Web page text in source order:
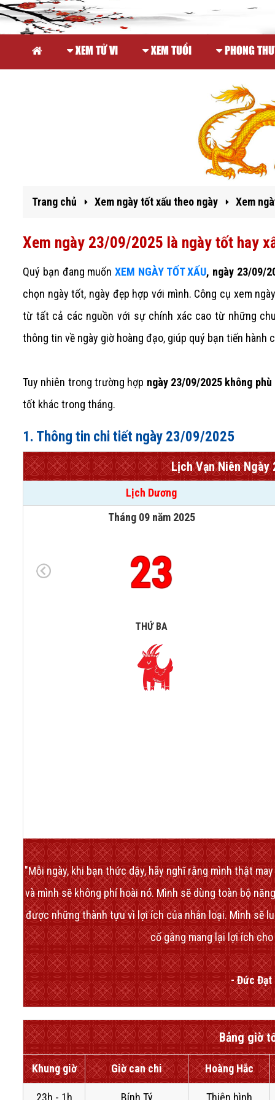
XEM TỬ VI XEM TUỔI PHONG
Trang chủ Xem ngày tốt xấu theo ngày Xem
Xem ngày 23/09/2025 là ngày tốt hay
Quý bạn đang muốnXEM NGÀY TỐT XẤU, ngày 23/09/
chọn ngày tốt, ngày đẹp hợp với mình. Công cụ xem
từ tất cả các nguồn với sự chính xác cao từ những
thông tin về ngày giờ hoàng đạo, giúp quý bạn tiến hành
Tuy nhiên trong trường hợp ngày 23/09/2025 không
tốt khác trong tháng.
1. Thông tin chi tiết ngày 23/09/2025
Lịch Vạn Niên Ngày
Lịch Dương
Tháng 09 năm 2025
23
THỨ BA
"Mỗi ngày, khi bạn thức dậy, hãy nghĩ rằng mình thật
và mình sẽ không phí hoài nó. Mình sẽ dùng toàn bộ
được những thành tựu vì lợi ích của nhân loại. Mình sẽ
cố gắng mang lại lợi ích
- Đức Đạt
Bảng giờ
Khung giờ Giờ can chi Hoàng Hắc
23h - 1h Bính Tý Thiên hình